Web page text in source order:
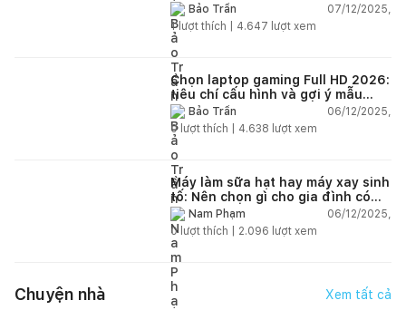
Bảo Trần
07/12/2025,
1lượt thích | 4.647 lượt xem
Chọn laptop gaming Full HD 2026:
tiêu chí cấu hình và gợi ý mẫu
đáng mua
Bảo Trần
06/12/2025,
0lượt thích | 4.638 lượt xem
Máy làm sữa hạt hay máy xay sinh
tố: Nên chọn gì cho gia đình có
trẻ nhỏ (2–4 người)?
Nam Phạm
06/12/2025,
0lượt thích | 2.096 lượt xem
Chuyện nhà Xem tất cả